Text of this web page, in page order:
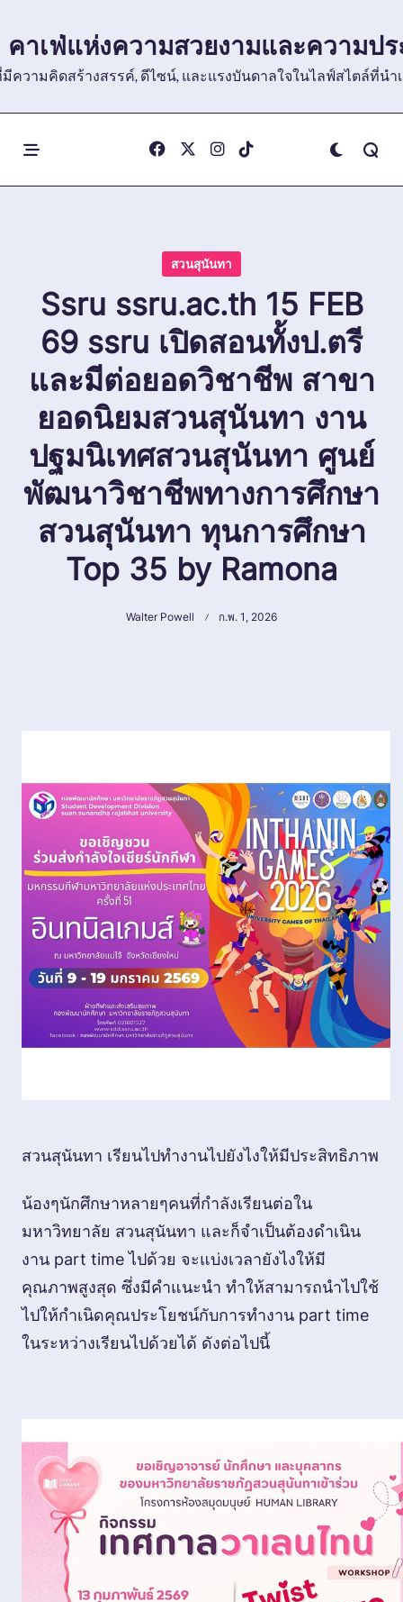
to
content
คาเฟ่แห่งความสวยงามและความป
ที่มีความคิดสร้างสรรค์, ดีไซน์, และแรงบันดาลใจในไลฟ์สไต
สวนสุนันทา
Ssru ssru.ac.th 15 FEB
69 ssru เปิดสอนทั้งป.ตรี
และมีต่อยอดวิชาชีพ สาขา
ยอดนิยมสวนสุนันทา งาน
ปฐมนิเทศสวนสุนันทา ศูนย์
พัฒนาวิชาชีพทางการศึกษา
สวนสุนันทา ทุนการศึกษา
Top 35 by Ramona
Walter Powell ก.พ. 1, 2026
สวนสุนันทา เรียนไปทำงานไปยังไงให้มีประสิทธิภาพ
น้องๆนักศึกษาหลายๆคนที่กำลังเรียนต่อใน
มหาวิทยาลัย สวนสุนันทา และก็จำเป็นต้องดำเนิน
งาน part time ไปด้วย จะแบ่งเวลายังไงให้มี
คุณภาพสูงสุด ซึ่งมีคำแนะนำ ทำให้สามารถนำไปใช้
ไปให้กำเนิดคุณประโยชน์กับการทำงาน part time
ในระหว่างเรียนไปด้วยได้ ดังต่อไปนี้